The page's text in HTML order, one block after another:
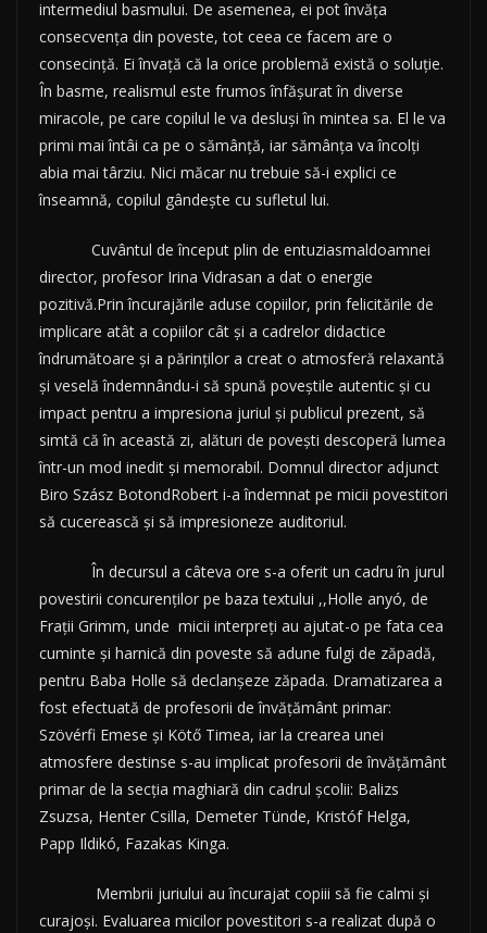
intermediul basmului. De asemenea, ei pot învăța
consecvența din poveste, tot ceea ce facem are o
consecință. Ei învață că la orice problemă există o soluție.
În basme, realismul este frumos înfășurat în diverse
miracole, pe care copilul le va desluși în mintea sa. El le va
primi mai întâi ca pe o sămânță, iar sămânța va încolți
abia mai târziu. Nici măcar nu trebuie să-i explici ce
înseamnă, copilul gândește cu sufletul lui.
Cuvântul de început plin de entuziasmaldoamnei
director, profesor Irina Vidrasan a dat o energie
pozitivă.Prin încurajările aduse copiilor, prin felicitările de
implicare atât a copiilor cât și a cadrelor didactice
îndrumătoare și a părinților a creat o atmosferă relaxantă
și veselă îndemnându-i să spună poveștile autentic și cu
impact pentru a impresiona juriul și publicul prezent, să
simtă că în această zi, alături de povești descoperă lumea
într-un mod inedit și memorabil. Domnul director adjunct
Biro Szász BotondRobert i-a îndemnat pe micii povestitori
să cucerească și să impresioneze auditoriul.
În decursul a câteva ore s-a oferit un cadru în jurul
povestirii concurenților pe baza textului ,,Holle anyó, de
Frații Grimm, unde micii interpreți au ajutat-o pe fata cea
cuminte și harnică din poveste să adune fulgi de zăpadă,
pentru Baba Holle să declanșeze zăpada. Dramatizarea a
fost efectuată de profesorii de învățământ primar:
Szövérfi Emese și Kötő Timea, iar la crearea unei
atmosfere destinse s-au implicat profesorii de învățământ
primar de la secția maghiară din cadrul școlii: Balizs
Zsuzsa, Henter Csilla, Demeter Tünde, Kristóf Helga,
Papp Ildikó, Fazakas Kinga.
Membrii juriului au încurajat copiii să fie calmi și
curajoși. Evaluarea micilor povestitori s-a realizat după o